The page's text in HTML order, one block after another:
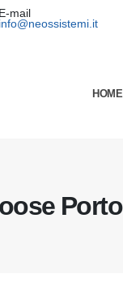
E-mail
info@neossistemi.it
HOME